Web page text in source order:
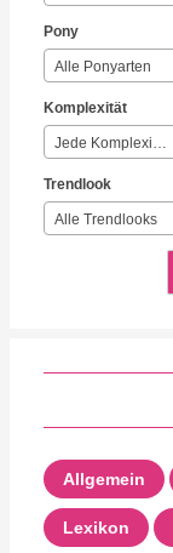
Pony
Alle Ponyarten
Komplexität
Jede Komplexität
Trendlook
Alle Trendlooks
Allgemein
Lexikon